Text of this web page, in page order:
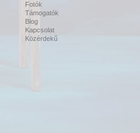
Fotók
Támogatók
Blog
Kapcsolat
Közérdekű